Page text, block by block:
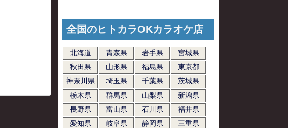
全国のヒトカラOKカラオケ店
北海道 青森県 岩手県
宮城県
秋田県
山形県 福島県
東京都
神奈川県
埼玉県 千葉県
茨城県
栃木県
群馬県 山梨県
新潟県
長野県
富山県 石川県
福井県
愛知県
岐阜県 静岡県
三重県